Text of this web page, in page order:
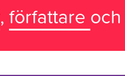
,författare och